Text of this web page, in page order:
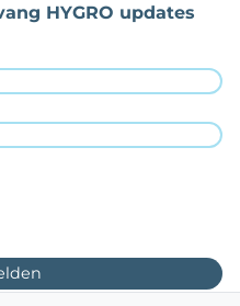
HYGRO updates